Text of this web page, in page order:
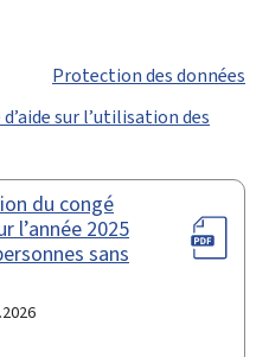
Protection des données
sur l’utilisation des
du congé
l’année 2025
sans